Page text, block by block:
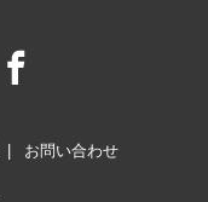
お問い合わせ